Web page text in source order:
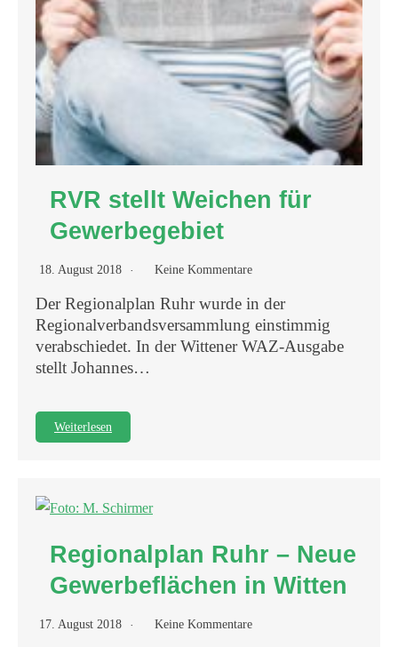
RVR stellt Weichen für
Gewerbegebiet
18. August 2018 Keine Kommentare
Der Regionalplan Ruhr wurde in der
Regionalverbandsversammlung einstimmig
verabschiedet. In der Wittener WAZ-Ausgabe
stellt Johannes…
Weiterlesen
Regionalplan Ruhr – Neue
Gewerbeflächen in Witten
17. August 2018 Keine Kommentare